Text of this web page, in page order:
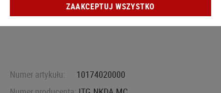
Numer artykułu:
10174020000
ZAAKCEPTUJ WSZYSTKO